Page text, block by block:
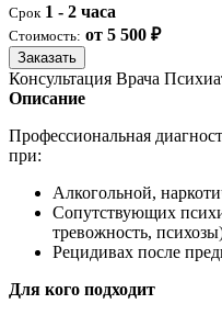
Срок 1 - 2 часа
Стоимость: от 5 500 ₽
Заказать
Консультация Врача
Описание
Профессиональная
при:
Алкогольной,
Сопутствующих
тревожность,
Рецидивах после
Для кого подходит